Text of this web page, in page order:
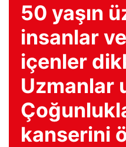
50 yaşın
insanlar
içenler
Uzmanlar
kanserini